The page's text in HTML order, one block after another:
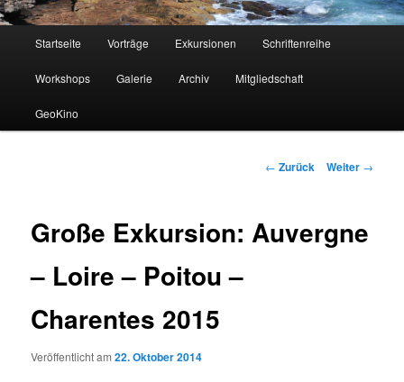
Startseite Vorträge Exkursionen Schriftenreihe
Workshops Galerie Archiv Mitgliedschaft
GeoKino
Beitrags-
← Zurück Weiter →
Große Exkursion: Auvergne
– Loire – Poitou –
Charentes 2015
Veröffentlicht am22. Oktober 2014